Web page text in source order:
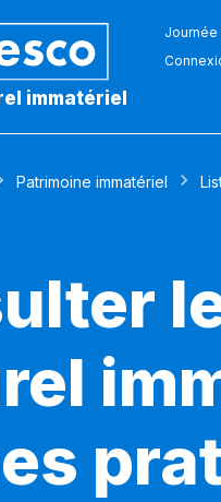
immatériel
Journée
Patrimoine immatériel